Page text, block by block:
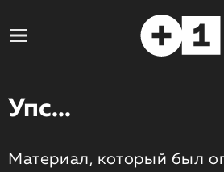
Упс...
Материал, который был